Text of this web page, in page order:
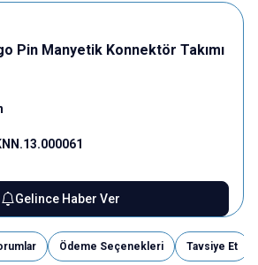
Pin Manyetik Konnektör Takımı
Gelince Haber Ver
Ödeme Seçenekleri Tavsiye Et